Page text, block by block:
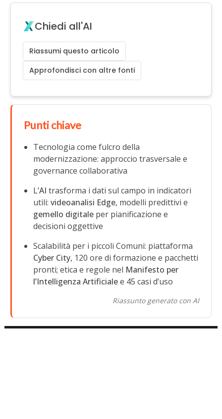
Chiedi all'AI
Riassumi questo articolo
Approfondisci con altre fonti
Punti chiave
Tecnologia come fulcro della
modernizzazione: approccio trasversale e
governance collaborativa
L’AI trasforma i dati sul campo in indicatori
utili:videoanalisi Edge, modelli predittivi e
gemello digitale per pianificazione e
decisioni oggettive
Scalabilità per i piccoli Comuni: piattaforma
Cyber City, 120 ore di formazione e pacchetti
pronti; etica e regole nel Manifesto per
l’Intelligenza Artificialee 45 casi d’uso
Riassunto generato con AI